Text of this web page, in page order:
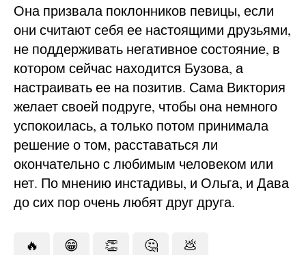
Она призвала поклонников певицы, если
они считают себя ее настоящими друзьями,
не поддерживать негативное состояние, в
котором сейчас находится Бузова, а
настраивать ее на позитив. Сама Виктория
желает своей подруге, чтобы она немного
успокоилась, а только потом принимала
решение о том, расставаться ли
окончательно с любимым человеком или
нет. По мнению инстадивы, и Ольга, и Дава
до сих пор очень любят друг друга.
🔥 😁 👏 🤔 💩